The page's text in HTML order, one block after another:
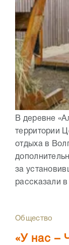
В деревне
территории
отдыха в
за
рассказали
Общество
«У нас –